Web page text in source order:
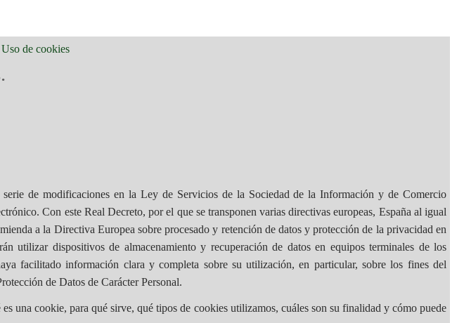
Uso de cookies
de modificaciones en la Ley de Servicios de la Sociedad de la Información y de Comercio
Con este Real Decreto, por el que se transponen varias directivas europeas, España al igual
a la Directiva Europea sobre procesado y retención de datos y protección de la privacidad en
utilizar dispositivos de almacenamiento y recuperación de datos en equipos terminales de los
facilitado información clara y completa sobre su utilización, en particular, sobre los fines del
de Datos de Carácter Personal.
una cookie, para qué sirve, qué tipos de cookies utilizamos, cuáles son su finalidad y cómo puede